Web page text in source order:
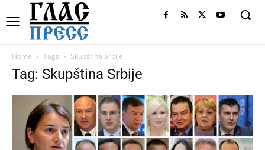
Home Tags Skupština Srbije
Tag: Skupština Srbije